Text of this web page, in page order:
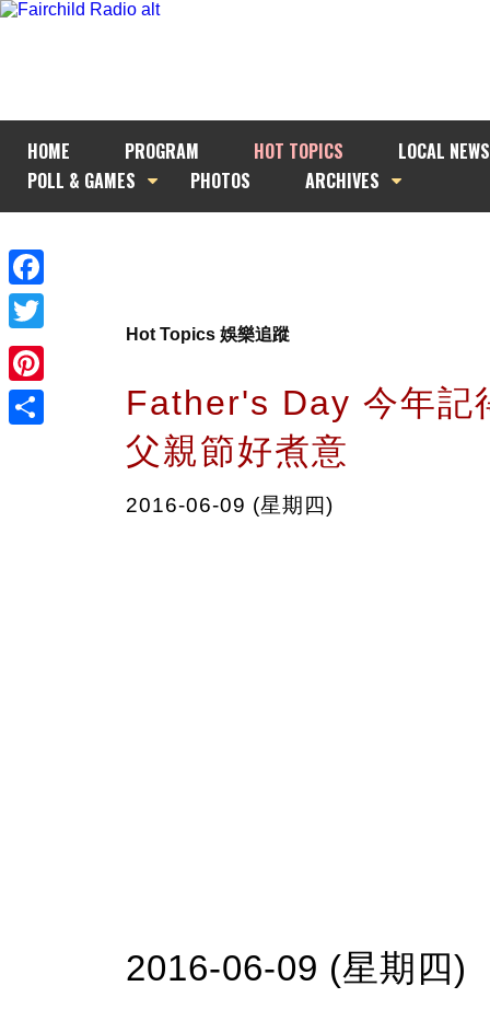
HOME PROGRAM HOT TOPICS
LOCAL NEWS
POLL & GAMES
PHOTOS ARCHIVES
Facebook
Twitter
Pinterest
Hot Topics 娛樂追蹤
Father's Day 今年記
父親節好煮意
2016-06-09 (星期四)
2016-06-09 (星期四)